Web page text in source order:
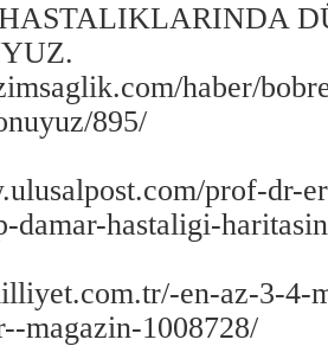
haber/
895/
prof-dr-
damar-hastaligi-
en-az-3-4-
magazin-1008728/